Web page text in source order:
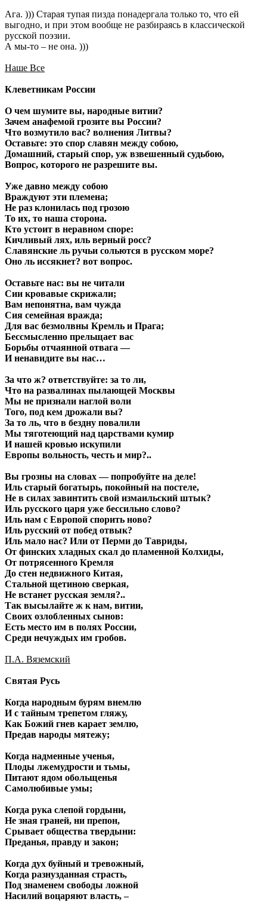
Ага. ))) Старая тупая пизда понадергала только то, что ей
выгодно, и при этом вообще не разбираясь в классической
русской поэзии.
А мы-то – не она. )))
Наше Все
Клеветникам России
О чем шумите вы, народные витии?
Зачем анафемой грозите вы России?
Что возмутило вас? волнения Литвы?
Оставьте: это спор славян между собою,
Домашний, старый спор, уж взвешенный судьбою,
Вопрос, которого не разрешите вы.
Уже давно между собою
Враждуют эти племена;
Не раз клонилась под грозою
То их, то наша сторона.
Кто устоит в неравном споре:
Кичливый лях, иль верный росс?
Славянские ль ручьи сольются в русском море?
Оно ль иссякнет? вот вопрос.
Оставьте нас: вы не читали
Сии кровавые скрижали;
Вам непонятна, вам чужда
Сия семейная вражда;
Для вас безмолвны Кремль и Прага;
Бессмысленно прельщает вас
Борьбы отчаянной отвага —
И ненавидите вы нас…
За что ж? ответствуйте: за то ли,
Что на развалинах пылающей Москвы
Мы не признали наглой воли
Того, под кем дрожали вы?
За то ль, что в бездну повалили
Мы тяготеющий над царствами кумир
И нашей кровью искупили
Европы вольность, честь и мир?..
Вы грозны на словах — попробуйте на деле!
Иль старый богатырь, покойный на постеле,
Не в силах завинтить свой измаильский штык?
Иль русского царя уже бессильно слово?
Иль нам с Европой спорить ново?
Иль русский от побед отвык?
Иль мало нас? Или от Перми до Тавриды,
От финских хладных скал до пламенной Колхиды,
От потрясенного Кремля
До стен недвижного Китая,
Стальной щетиною сверкая,
Не встанет русская земля?..
Так высылайте ж к нам, витии,
Своих озлобленных сынов:
Есть место им в полях России,
Среди нечуждых им гробов.
П.А. Вяземский
Святая Русь
Когда народным бурям внемлю
И с тайным трепетом гляжу,
Как Божий гнев карает землю,
Предав народы мятежу;
Когда надменные ученья,
Плоды лжемудрости и тьмы,
Питают ядом обольщенья
Самолюбивые умы;
Когда рука слепой гордыни,
Не зная граней, ни препон,
Срывает общества твердыни:
Преданья, правду и закон;
Когда дух буйный и тревожный,
Когда разнузданная страсть,
Под знаменем свободы ложной
Насилий воцаряют власть, –